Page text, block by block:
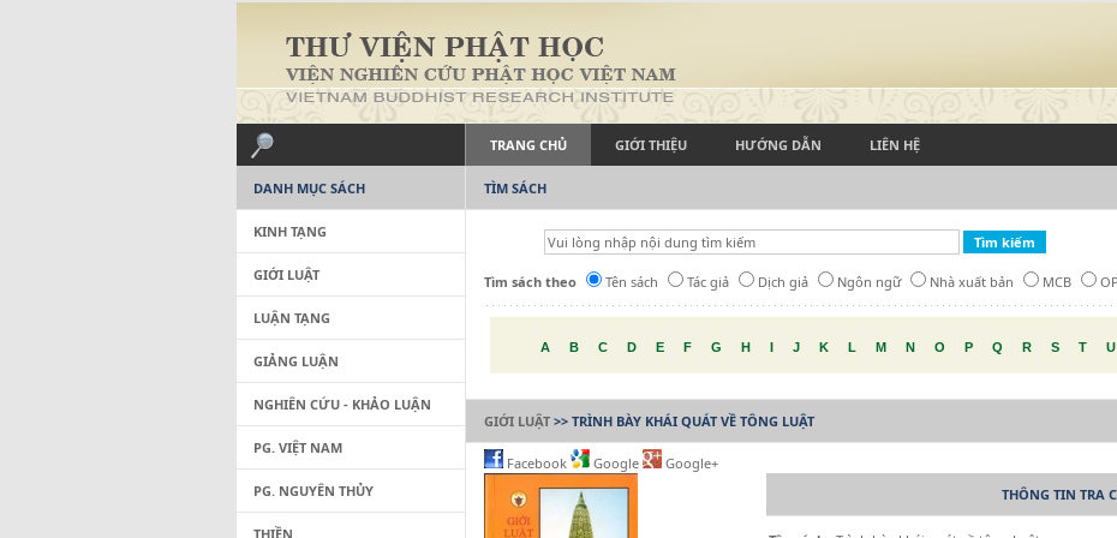
TRANG CHỦ GIỚI THIỆU HƯỚNG DẪN LIÊN HỆ
TÌM SÁCH
Tìm sách theo Tên sách Tác giả Dịch giả Ngôn ngữ Nhà xuất bản MCB
A B C D E F G H I J K L M N O P Q R S T U
GIỚI LUẬT >> TRÌNH BÀY KHÁI QUÁT VỀ TÔNG LUẬT
Facebook Google
Google+
THÔNG TIN TRA
DANH MỤC SÁCH
KINH TẠNG
GIỚI LUẬT
LUẬN TẠNG
GIẢNG LUẬN
NGHIÊN CỨU - KHẢO LUẬN
PG. VIỆT NAM
PG. NGUYÊN THỦY
THIỀN